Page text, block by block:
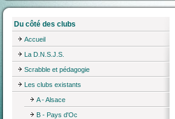
Du côté des clubs
Accueil
La D.N.S.J.S.
Scrabble et pédagogie
Les clubs existants
A - Alsace
B - Pays d'Oc